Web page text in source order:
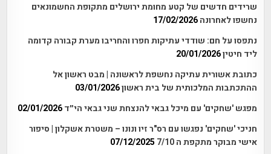
שרידים חדשים של קטע מחומת ירושלים מתקופת החשמונאים
נחשפו לאחרונה 17/02/2026
נתפסו על חם: שודדי עתיקות חפרו והחריבו מערת קבורה קדומה
ליד חיטין20/01/2026
כתובת אשורית עתיקה נחשפת לראשונה | מבט ראשון אל
ההתכתבות המלכותית של בית ראשון03/01/2026
מפגש 'שחקים' עם מיכל גבאי להנצחת שני גבאי הי״ד 02/01/2026
חניכי 'שחקים' נפגשו עם רס"ר זיו ונונו – משטרת אשקלון | סיפור
אישי מבוקר מתקפת ה 7/10
07/12/2025